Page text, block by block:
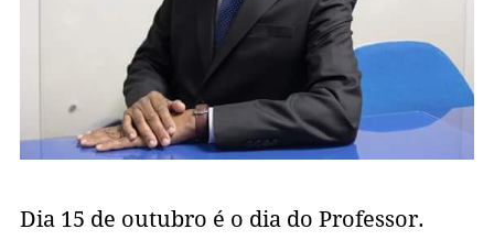
Dia 15 de outubro é o dia do Professor.